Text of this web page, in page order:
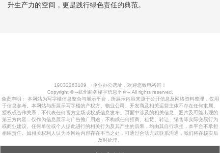
升生产力的空间，更是践行绿色责任的典范。
19032263109
企业办公选址，欢迎您致电咨询！
Copyright © --杭州商务楼宇信息平台-- All rights reserved.
免责声明： 本网站为写字楼信息整合与展示平台，所展示内容来源于公开信息及网络资料整理，仅用
于信息参考。本网站与所展示写字楼的产权方、物业公司、开发商及相关运营主体不存在任何隶属、
授权或合作关系，不代表任何官方立场或权威信息发布。页面中涉及的相关信息、图片及可能出现的
第三方内容，仅作为信息展示与广告推广用途，不构成任何招商、租赁、转让、销售等实际交易行为
或商业建议。任何单位或个人据此进行的相关行为及其产生的后果，均由其自行承担，本平台不承担
相应责任。如相关权利人认为本网站内容存在不当之处，可通过合法方式联系沟通，我们将在核实后
及时处理。